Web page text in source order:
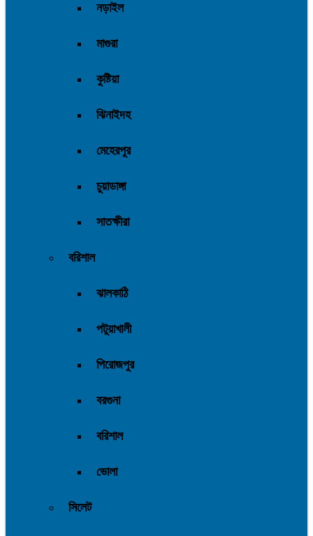
নড়াইল
মাগুরা
কুষ্টিয়া
ঝিনাইদহ
মেহেরপুর
চুয়াডাঙ্গা
সাতক্ষীরা
বরিশাল
ঝালকাঠি
পটুয়াখালী
পিরোজপুর
বরগুনা
বরিশাল
ভোলা
সিলেট